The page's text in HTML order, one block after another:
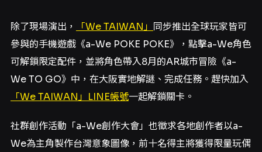
除了現場演出， 「We TAIWAN」 同步推出全球玩家皆可
參與的手機遊戲《a-We POKE POKE》，點擊a-We角色
可解鎖限定配件，並將角色帶入8月的AR城市冒險《a-
We TO GO》中，在大阪實地解謎、完成任務。趕快加入
「We TAIWAN」LINE帳號一起解鎖關卡。
社群創作活動「a-We創作大會」也徵求各地創作者以a-
We為主角製作台灣意象圖像，前十名得主將獲得限量玩偶